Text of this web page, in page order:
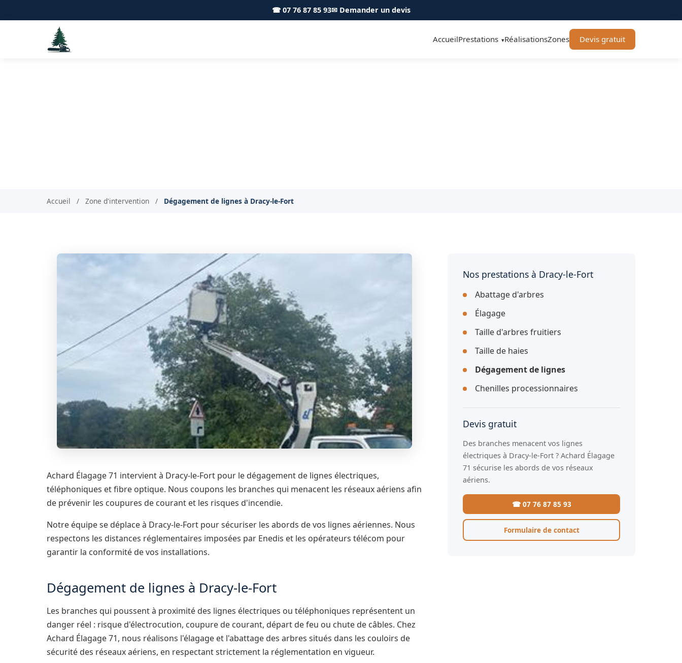
☎ 07 76 87 85 93✉ Demander un devis
AccueilPrestations ▾RéalisationsZones Devis gratuit
Accueil / Zone d'intervention / Dégagement de lignes à Dracy-le-Fort
Achard Élagage 71 intervient à Dracy-le-Fort pour le dégagement de lignes électriques,
téléphoniques et fibre optique. Nous coupons les branches qui menacent les réseaux aériens afin
de prévenir les coupures de courant et les risques d'incendie.
Notre équipe se déplace à Dracy-le-Fort pour sécuriser les abords de vos lignes aériennes. Nous
respectons les distances réglementaires imposées par Enedis et les opérateurs télécom pour
garantir la conformité de vos installations.
Dégagement de lignes à Dracy-le-Fort
Les branches qui poussent à proximité des lignes électriques ou téléphoniques représentent un
danger réel : risque d'électrocution, coupure de courant, départ de feu ou chute de câbles. Chez
Achard Élagage 71, nous réalisons l'élagage et l'abattage des arbres situés dans les couloirs de
sécurité des réseaux aériens, en respectant strictement la réglementation en vigueur.
Nos prestations à Dracy-le-Fort
Abattage d'arbres
Élagage
Taille d'arbres fruitiers
Taille de haies
Dégagement de lignes
Chenilles processionnaires
Devis gratuit
Des branches menacent vos lignes
électriques à Dracy-le-Fort ? Achard Élagage
71 sécurise les abords de vos réseaux
aériens.
☎ 07 76 87 85 93
Formulaire de contact